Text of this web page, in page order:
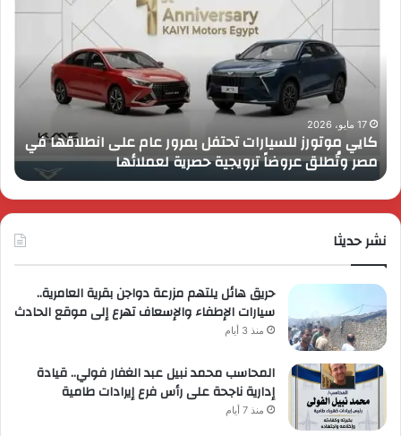
للسيارات
تحتفل
عام
انطلاقها
في
مصر
وتُطلق
عروضاً
ترويجية
حصرية
17 مايو، 2026
كايي موتورز للسيارات تحتفل بمرور عام على انطلاقها في
مصر وتُطلق عروضاً ترويجية حصرية لعملائها
نشر حديثا
حريق هائل يلتهم مزرعة دواجن بقرية العامرية..
سيارات الإطفاء والإسعاف تهرع إلى موقع الحادث
منذ 3 أيام
المحاسب محمد نبيل عبد الغفار فولي.. قيادة
إدارية ناجحة على رأس فرع إيرادات طامية
منذ 7 أيام